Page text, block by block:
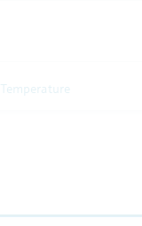
Temperature